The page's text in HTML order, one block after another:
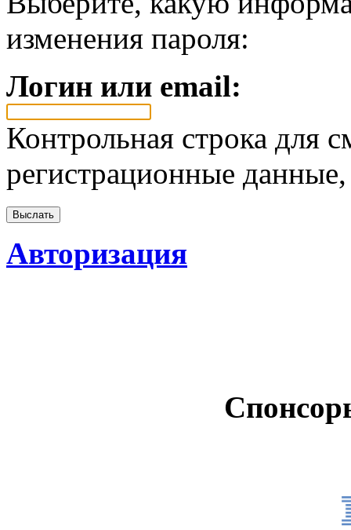
изменения пароля:
Логин или email:
Контрольная строка для
регистрационные
Авторизация